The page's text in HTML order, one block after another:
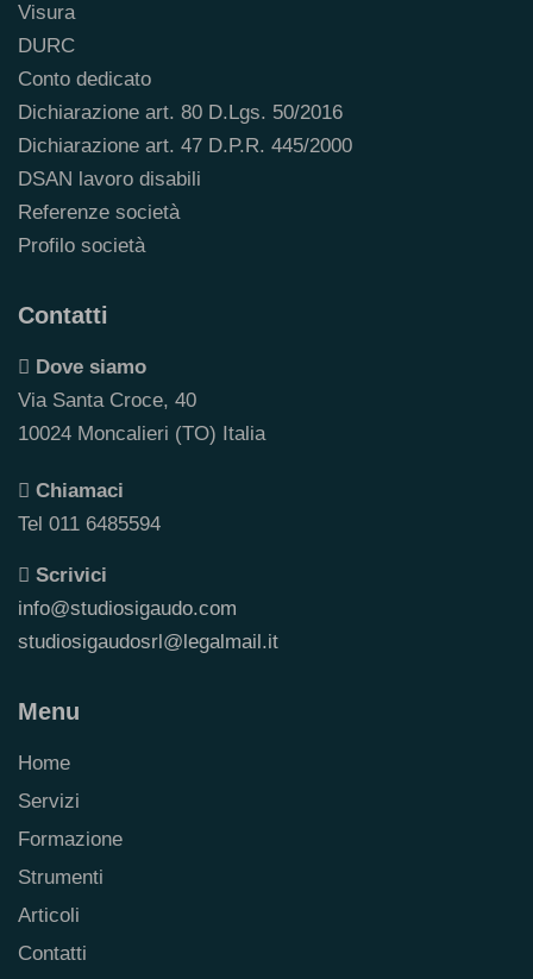
Visura
DURC
Conto dedicato
Dichiarazione art. 80 D.Lgs. 50/2016
Dichiarazione art. 47 D.P.R. 445/2000
DSAN lavoro disabili
Referenze società
Profilo società
Contatti
Dove siamo
Via Santa Croce, 40
10024 Moncalieri (TO) Italia
Chiamaci
Tel 011 6485594
Scrivici
info@studiosigaudo.com
studiosigaudosrl@legalmail.it
Menu
Home
Servizi
Formazione
Strumenti
Articoli
Contatti